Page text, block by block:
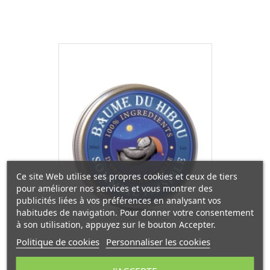
Baume de massage sommeil
Ce site Web utilise ses propres cookies et ceux de tiers
pour améliorer nos services et vous montrer des
publicités liées à vos préférences en analysant vos
habitudes de navigation. Pour donner votre consentement
à son utilisation, appuyez sur le bouton Accepter.
Politique de cookies Personnaliser les cookies